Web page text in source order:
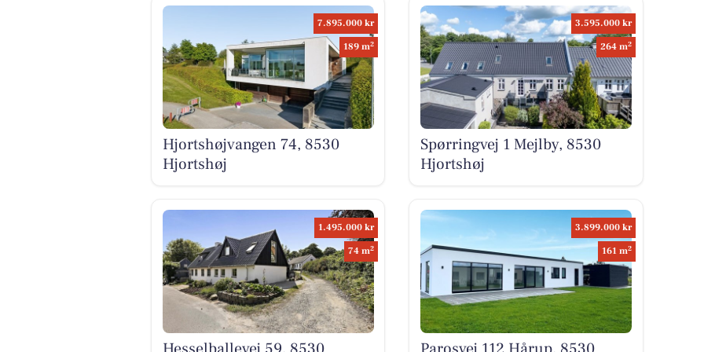
7.895.000 kr
189 m2
Hjortshøjvangen 74, 8530
Hjortshøj
3.595.000 kr
264 m2
Spørringvej 1 Mejlby, 8530
Hjortshøj
1.495.000 kr
74 m2
3.899.000 kr
161 m2